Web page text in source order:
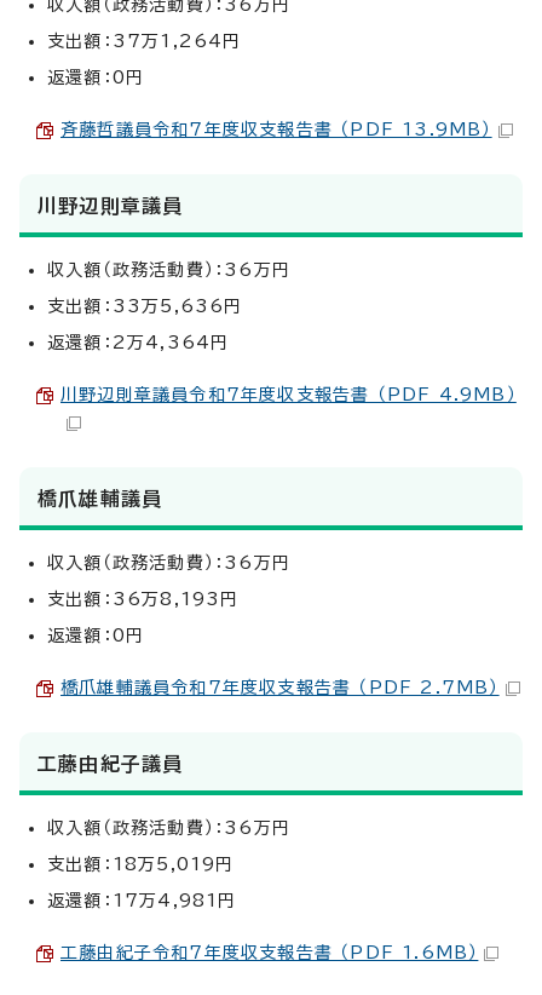
収入額（政務活動費）：36万円
支出額：37万1,264円
返還額：0円
斉藤哲議員令和7年度収支報告書 （PDF 13.9MB）
川野辺則章議員
収入額（政務活動費）：36万円
支出額：33万5,636円
返還額：2万4,364円
川野辺則章議員令和7年度収支報告書 （PDF 4.9MB）
橋爪雄輔議員
収入額（政務活動費）：36万円
支出額：36万8,193円
返還額：0円
橋爪雄輔議員令和7年度収支報告書 （PDF 2.7MB）
工藤由紀子議員
収入額（政務活動費）：36万円
支出額：18万5,019円
返還額：17万4,981円
工藤由紀子令和7年度収支報告書 （PDF 1.6MB）